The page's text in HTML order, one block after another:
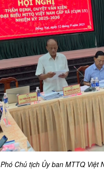
Phó Chủ tịch Ủy ban MTTQ Việt